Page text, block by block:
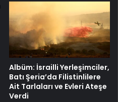
Albüm: İsrailli Yerleşimciler,
Batı Şeria’da Filistinlilere
Ait Tarlaları ve Evleri Ateşe
Verdi